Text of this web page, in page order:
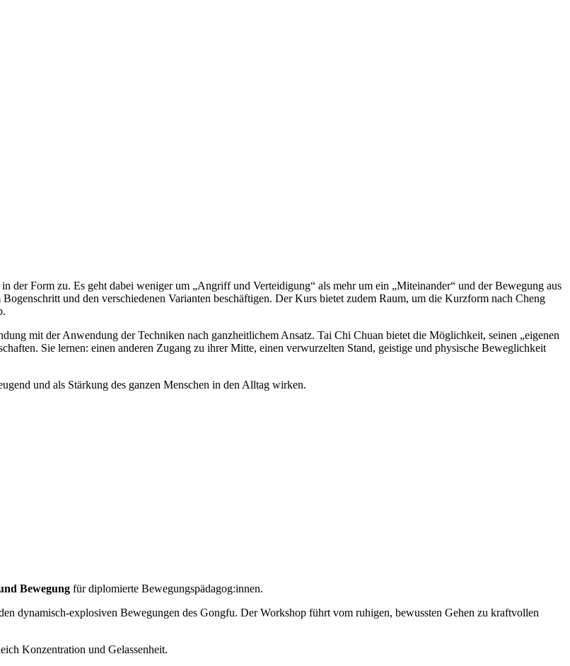
der Form zu. Es geht dabei weniger um „Angriff und Verteidigung“ als mehr um ein „Miteinander“ und der Bewegung aus
und den verschiedenen Varianten beschäftigen. Der Kurs bietet zudem Raum, um die Kurzform nach Cheng
mit der Anwendung der Techniken nach ganzheitlichem Ansatz. Tai Chi Chuan bietet die Möglichkeit, seinen „eigenen
Sie lernen: einen anderen Zugang zu ihrer Mitte, einen verwurzelten Stand, geistige und physische Beweglichkeit
und als Stärkung des ganzen Menschen in den Alltag wirken.
Bewegung für diplomierte Bewegungspädagog:innen.
dynamisch-explosiven Bewegungen des Gongfu. Der Workshop führt vom ruhigen, bewussten Gehen zu kraftvollen
Konzentration und Gelassenheit.